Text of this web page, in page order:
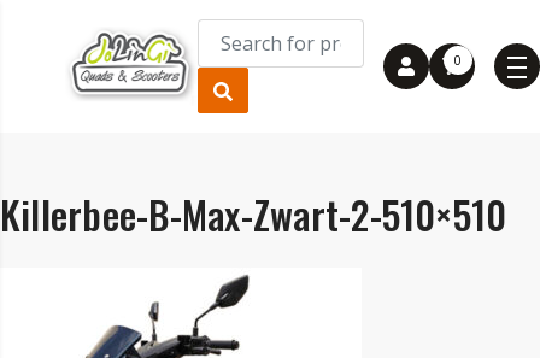
0
Killerbee-B-Max-Zwart-2-510×510